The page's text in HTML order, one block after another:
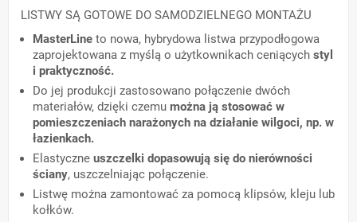
LISTWY SĄ GOTOWE DO SAMODZIELNEGO MONTAŻU
MasterLine to nowa, hybrydowa listwa przypodłogowa
zaprojektowana z myślą o użytkownikach ceniących styl
i praktyczność.
Do jej produkcji zastosowano połączenie dwóch
materiałów, dzięki czemu można ją stosować w
pomieszczeniach narażonych na działanie wilgoci, np. w
łazienkach.
Elastyczne uszczelki dopasowują się do nierówności
ściany, uszczelniając połączenie.
Listwę można zamontować za pomocą klipsów, kleju lub
kołków.